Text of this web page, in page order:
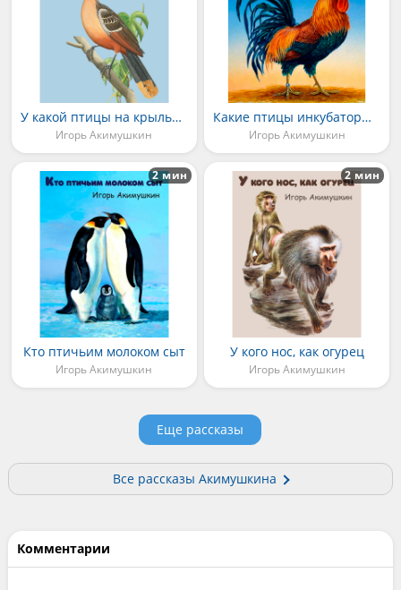
У какой птицы на крыльях когти
Игорь Акимушкин
Какие птицы инкубаторы строят
Игорь Акимушкин
Кто птичьим молоком сыт
Игорь Акимушкин
2 мин
У кого нос, как огурец
Игорь Акимушкин
2 мин
Еще рассказы
Все рассказы Акимушкина
Комментарии